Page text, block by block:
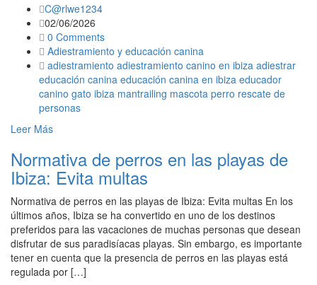
C@rlwe1234
02/06/2026
0 Comments
Adiestramiento y educación canina
adiestramiento adiestramiento canino en ibiza adiestrar
educación canina educación canina en ibiza educador
canino gato ibiza mantrailing mascota perro rescate de
personas
Leer Más
Normativa de perros en las playas de
Ibiza: Evita multas
Normativa de perros en las playas de Ibiza: Evita multas En los
últimos años, Ibiza se ha convertido en uno de los destinos
preferidos para las vacaciones de muchas personas que desean
disfrutar de sus paradisíacas playas. Sin embargo, es importante
tener en cuenta que la presencia de perros en las playas está
regulada por […]